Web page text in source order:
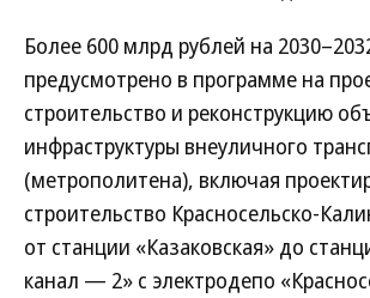
Более 600 млрд рублей на
предусмотрено в программе на
строительство и реконструкцию
инфраструктуры внеуличного
(метрополитена), включая
строительство Красносельско-
от станции «Казаковская» до
канал — 2» с электродепо